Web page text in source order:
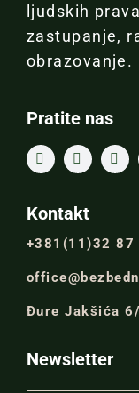
ljudskih
zastupanje,
obrazovanje.
Pratite nas
Kontakt
+381(11)32
Đure Jakšića
Newsletter